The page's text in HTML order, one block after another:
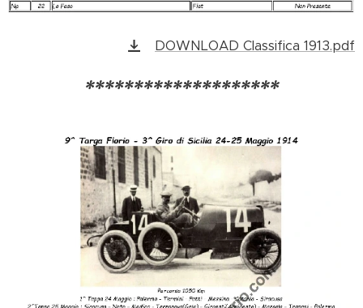
DOWNLOAD Classifica 1913.pdf
********************